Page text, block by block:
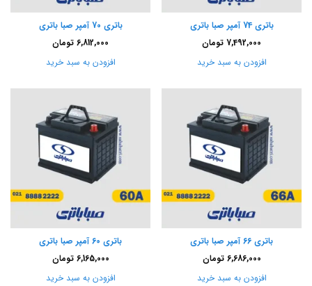
باتری 74 آمپر صبا باتری
7,492,000 تومان
افزودن به سبد خرید
باتری 70 آمپر صبا باتری
6,812,000 تومان
افزودن به سبد خرید
باتری 66 آمپر صبا باتری
6,686,000 تومان
افزودن به سبد خرید
باتری 60 آمپر صبا باتری
6,165,000 تومان
افزودن به سبد خرید